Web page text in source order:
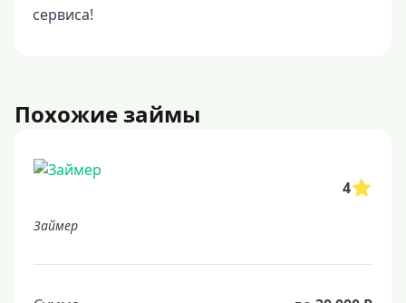
сервиса!
Похожие займы
4
Займер